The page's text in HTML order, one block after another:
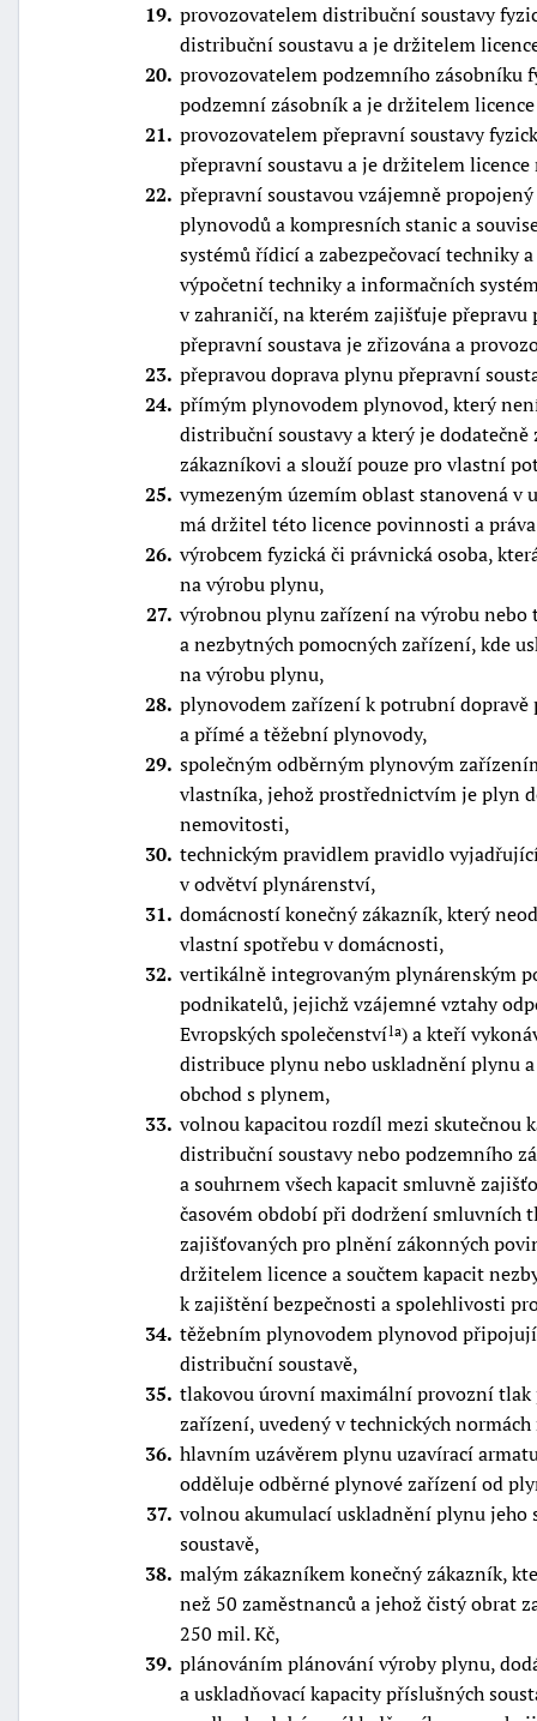
19 provozovatelem distribuční soustavy
distribuční soustavu a je držitelem
20 provozovatelem podzemního zásobníku
podzemní zásobník a je držitelem
21 provozovatelem přepravní soustavy
přepravní soustavu a je držitelem
22 přepravní soustavou vzájemně
plynovodů a kompresních stanic a
systémů řídicí a zabezpečovací
výpočetní techniky a informačních
v zahraničí, na kterém zajišťuje
přepravní soustava je zřizována a
23 přepravou doprava plynu přepravní
24 přímým plynovodem plynovod, který
distribuční soustavy a který je
zákazníkovi a slouží pouze pro vlastní
25 vymezeným územím oblast stanovená
má držitel této licence povinnosti a
26 výrobcem fyzická či právnická osoba,
na výrobu plynu,
27 výrobnou plynu zařízení na výrobu
a nezbytných pomocných zařízení, kde
na výrobu plynu,
28 plynovodem zařízení k potrubní
a přímé a těžební plynovody,
29 společným odběrným plynovým
vlastníka, jehož prostřednictvím je plyn
nemovitosti,
30 technickým pravidlem pravidlo
v odvětví plynárenství,
31 domácností konečný zákazník, který
vlastní spotřebu v domácnosti,
32 vertikálně integrovaným plynárenským
podnikatelů, jejichž vzájemné vztahy
Evropských společenství1a) a kteří
distribuce plynu nebo uskladnění plynu
obchod s plynem,
33 volnou kapacitou rozdíl mezi skutečnou
distribuční soustavy nebo podzemního
a souhrnem všech kapacit smluvně
časovém období při dodržení smluvních
zajišťovaných pro plnění zákonných
držitelem licence a součtem kapacit
k zajištění bezpečnosti a spolehlivosti
34 těžebním plynovodem plynovod
distribuční soustavě,
35 tlakovou úrovní maximální provozní tlak
zařízení, uvedený v technických
36 hlavním uzávěrem plynu uzavírací
odděluje odběrné plynové zařízení od
37 volnou akumulací uskladnění plynu
soustavě,
38 malým zákazníkem konečný zákazník,
než 50 zaměstnanců a jehož čistý obrat
250 mil. Kč,
39 plánováním plánování výroby plynu,
a uskladňovací kapacity příslušných